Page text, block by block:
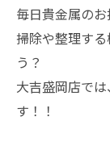
毎日貴金属の
掃除や整理す
う？
大吉盛岡店で
す！！